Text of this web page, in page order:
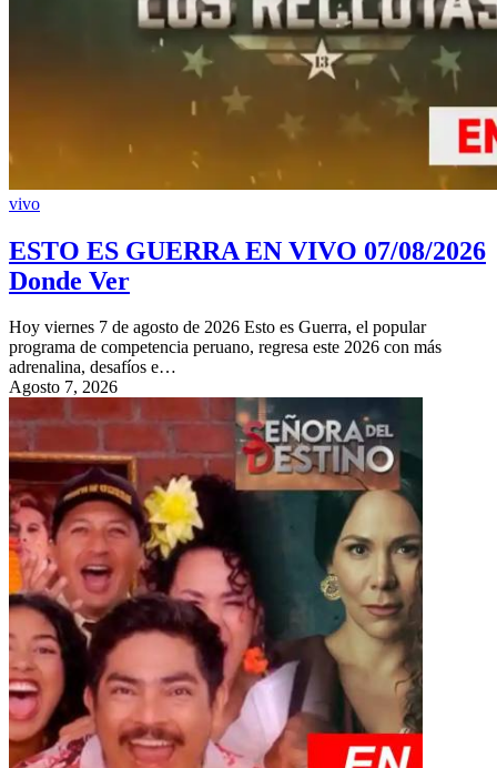
vivo
ESTO ES GUERRA EN VIVO 07/08/2026
Donde Ver
Hoy viernes 7 de agosto de 2026 Esto es Guerra, el popular
programa de competencia peruano, regresa este 2026 con más
adrenalina, desafíos e…
Agosto 7, 2026